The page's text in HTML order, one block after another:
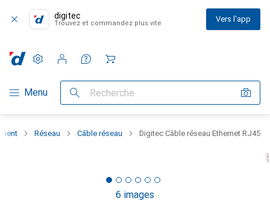
digitec
Trouvez et commandez plus vite Vers l'app
Navigation par catégorie
Menu Recherche
Paramètres
Compte client
Listes de comparaison
Listes d'envies
Panier
Réseau Câble réseau Digitec Câble réseau Ethernet RJ45
6 images